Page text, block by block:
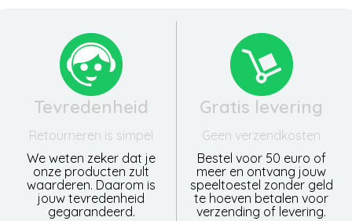
Tevredenheid
Retourneren is simpel
We weten zeker dat je
onze producten zult
waarderen. Daarom is
jouw tevredenheid
gegarandeerd.
Gratis levering
Geen verzendkosten
Bestel voor 50 euro of
meer en ontvang jouw
speeltoestel zonder geld
te hoeven betalen voor
verzending of levering.